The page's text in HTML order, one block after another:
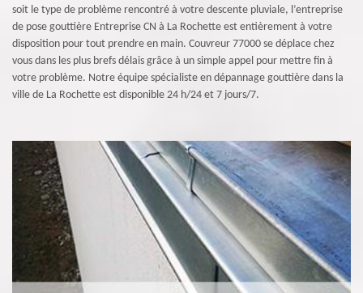
soit le type de problème rencontré à votre descente pluviale, l’entreprise
de pose gouttière Entreprise CN à La Rochette est entièrement à votre
disposition pour tout prendre en main. Couvreur 77000 se déplace chez
vous dans les plus brefs délais grâce à un simple appel pour mettre fin à
votre problème. Notre équipe spécialiste en dépannage gouttière dans la
ville de La Rochette est disponible 24 h/24 et 7 jours/7.